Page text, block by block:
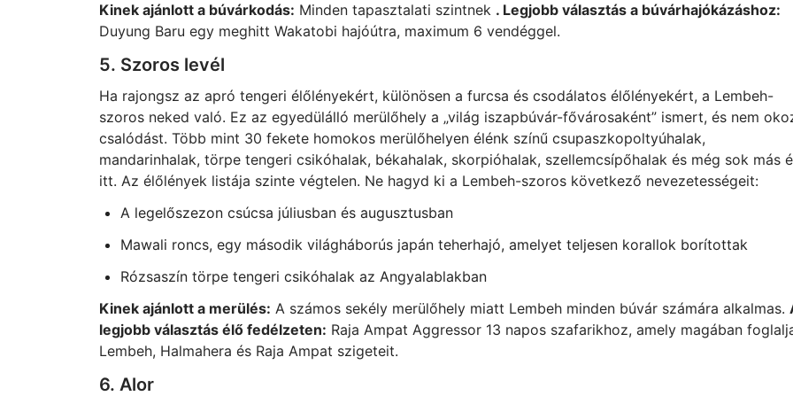
Kinek ajánlott a búvárkodás: Minden tapasztalati szintnek . Legjobb választás a búvárhajókázáshoz:
Duyung Baru egy meghitt Wakatobi hajóútra, maximum 6 vendéggel.
5. Szoros levél
Ha rajongsz az apró tengeri élőlényekért, különösen a furcsa és csodálatos élőlényekért, a Lembeh-
szoros neked való. Ez az egyedülálló merülőhely a „világ iszapbúvár-fővárosaként” ismert, és nem
csalódást. Több mint 30 fekete homokos merülőhelyen élénk színű csupaszkopoltyúhalak,
mandarinhalak, törpe tengeri csikóhalak, békahalak, skorpióhalak, szellemcsípőhalak és még sok más
itt. Az élőlények listája szinte végtelen. Ne hagyd ki a Lembeh-szoros következő nevezetességeit:
A legelőszezon csúcsa júliusban és augusztusban
Mawali roncs, egy második világháborús japán teherhajó, amelyet teljesen korallok borítottak
Rózsaszín törpe tengeri csikóhalak az Angyalablakban
Kinek ajánlott a merülés: A számos sekély merülőhely miatt Lembeh minden búvár számára alkalmas.
legjobb választás élő fedélzeten: Raja Ampat Aggressor 13 napos szafarikhoz, amely magában
Lembeh, Halmahera és Raja Ampat szigeteit.
6. Alor